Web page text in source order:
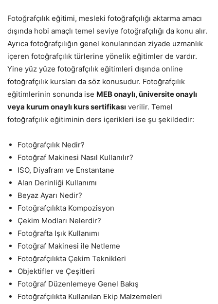
Fotoğrafçılık eğitimi, mesleki fotoğrafçılığı aktarma amacı
dışında hobi amaçlı temel seviye fotoğrafçılığı da konu alır.
Ayrıca fotoğrafçılığın genel konularından ziyade uzmanlık
içeren fotoğrafçılık türlerine yönelik eğitimler de vardır.
Yine yüz yüze fotoğrafçılık eğitimleri dışında online
fotoğrafçılık kursları da söz konusudur. Fotoğrafçılık
eğitimlerinin sonunda ise MEB onaylı, üniversite onaylı
veya kurum onaylı kurs sertifikası verilir. Temel
fotoğrafçılık eğitiminin ders içerikleri ise şu şekildedir:
Fotoğrafçılık Nedir?
Fotoğraf Makinesi Nasıl Kullanılır?
ISO, Diyafram ve Enstantane
Alan Derinliği Kullanımı
Beyaz Ayarı Nedir?
Fotoğrafçılıkta Kompozisyon
Çekim Modları Nelerdir?
Fotoğrafta Işık Kullanımı
Fotoğraf Makinesi ile Netleme
Fotoğrafçılıkta Çekim Teknikleri
Objektifler ve Çeşitleri
Fotoğraf Düzenlemeye Genel Bakış
Fotoğrafçılıkta Kullanılan Ekip Malzemeleri